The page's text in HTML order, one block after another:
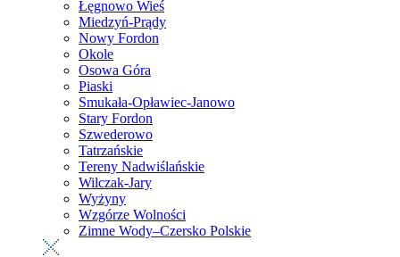
Łęgnowo Wieś
Miedzyń-Prądy
Nowy Fordon
Okole
Osowa Góra
Piaski
Smukała-Opławiec-Janowo
Stary Fordon
Szwederowo
Tatrzańskie
Tereny Nadwiślańskie
Wilczak-Jary
Wyżyny
Wzgórze Wolności
Zimne Wody–Czersko Polskie